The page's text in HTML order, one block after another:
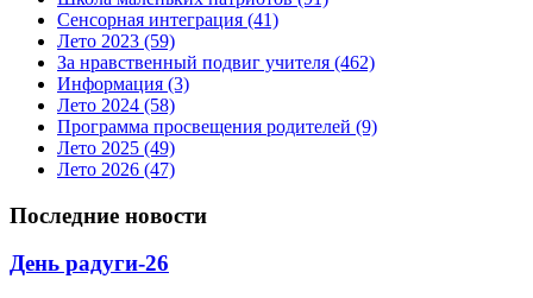
Сенсорная интеграция (41)
Лето 2023 (59)
За нравственный подвиг учителя (462)
Информация (3)
Лето 2024 (58)
Программа просвещения родителей (9)
Лето 2025 (49)
Лето 2026 (47)
Последние новости
День радуги-26